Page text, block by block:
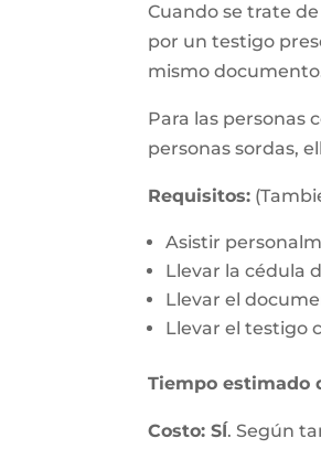
Cuando se trate
por un testigo
mismo
Para las personas
personas sordas,
Requisitos:
Asistir
Llevar la cédula
Llevar el
Llevar el testigo
Tiempo estimado
Costo: SÍ. Según